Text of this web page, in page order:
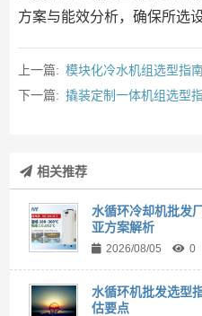
方案与能效分析，确保所选
上一篇: 模块化冷水机组选型指
下一篇: 撬装定制一体机组选型
相关推荐
水循环冷却机批发
亚方案解析
2026/08/05 0
水循环机批发选型
估要点